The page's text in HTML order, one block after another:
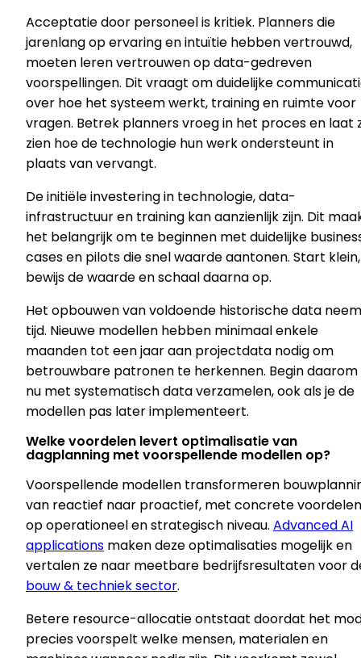
Acceptatie door personeel is kritiek. Planners die
jarenlang op ervaring en intuïtie hebben vertrouwd,
moeten leren vertrouwen op data-gedreven
voorspellingen. Dit vraagt om duidelijke
over hoe het systeem werkt, training en ruimte voor
vragen. Betrek planners vroeg in het proces en laat
zien hoe de technologie hun werk ondersteunt in
plaats van vervangt.
De initiële investering in technologie, data-
infrastructuur en training kan aanzienlijk zijn. Dit
het belangrijk om te beginnen met duidelijke
cases en pilots die snel waarde aantonen. Start klein,
bewijs de waarde en schaal daarna op.
Het opbouwen van voldoende historische data
tijd. Nieuwe modellen hebben minimaal enkele
maanden tot een jaar aan projectdata nodig om
betrouwbare patronen te herkennen. Begin daarom
nu met systematisch data verzamelen, ook als je de
modellen pas later implementeert.
Welke voordelen levert optimalisatie van
dagplanning met voorspellende modellen op?
Voorspellende modellen transformeren
van reactief naar proactief, met concrete voordelen
op operationeel en strategisch niveau. Advanced AI
applications maken deze optimalisaties mogelijk en
vertalen ze naar meetbare bedrijfsresultaten voor
bouw & techniek sector.
Betere resource-allocatie ontstaat doordat het
precies voorspelt welke mensen, materialen en